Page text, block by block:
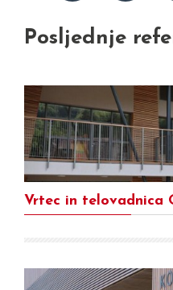
Posljednje
Vrtec in telovadnica